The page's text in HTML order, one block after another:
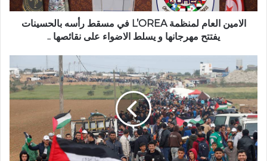
الامين العام لمنظمة L’OREA في مسقط رأسه بالحسينات
يفتتح مهرجانها و يسلط الاضواء على نقائصها ..